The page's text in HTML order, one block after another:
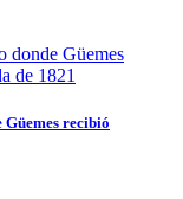
recibió